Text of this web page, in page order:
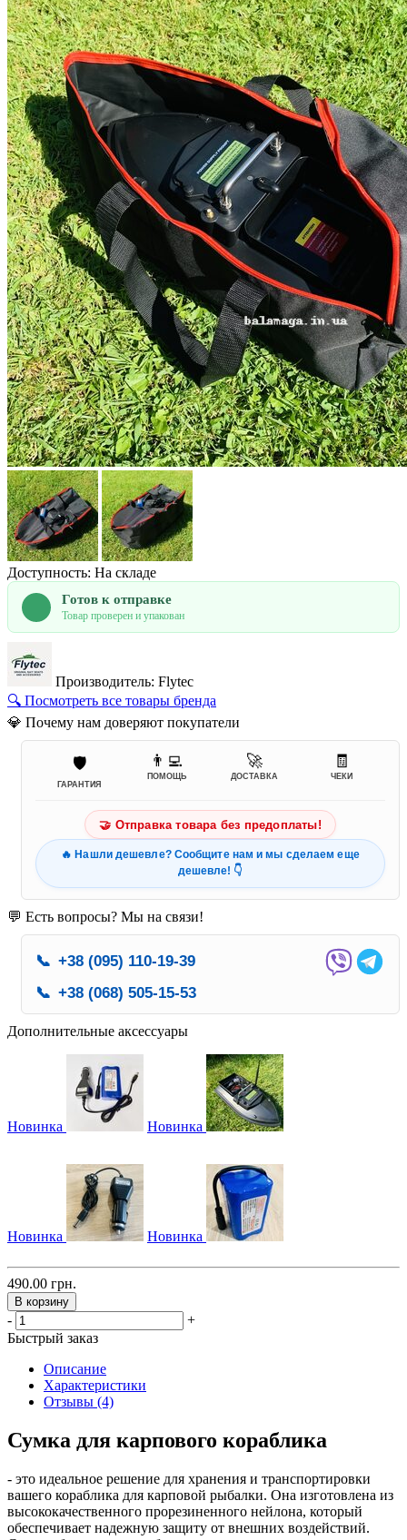
Доступность: На складе
Готов к отправке
Товар проверен и упакован
Производитель: Flytec
🔍 Посмотреть все товары бренда
💎 Почему нам доверяют покупатели
🛡️
ГАРАНТИЯ
👨‍💻
ПОМОЩЬ
🚀
ДОСТАВКА
🧾
ЧЕКИ
🤝 Отправка товара без предоплаты!
🔥 Нашли дешевле? Сообщите нам и мы сделаем еще
дешевле! 👇
💬 Есть вопросы? Мы на связи!
📞 +38 (095) 110-19-39
📞 +38 (068) 505-15-53
Дополнительные аксессуары
Новинка Новинка
Новинка Новинка
490.00 грн.
В корзину
-
+
Быстрый заказ
Описание
Характеристики
Отзывы (4)
Сумка для карпового кораблика
- это идеальное решение для хранения и транспортировки
вашего кораблика для карповой рыбалки. Она изготовлена из
высококачественного прорезиненного нейлона, который
обеспечивает надежную защиту от внешних воздействий.